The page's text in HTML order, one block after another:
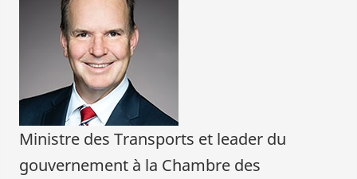
Ministre des Transports et leader du
gouvernement à la Chambre des